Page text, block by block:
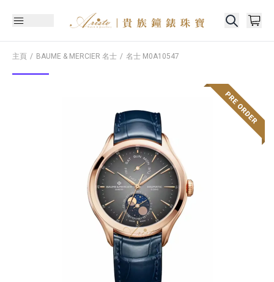
主頁 BAUME & MERCIER 名士 名士 M0A10547